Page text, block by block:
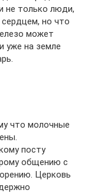
не только люди,
но что
может
уже на земле
что молочные
посту
общению с
Церковь